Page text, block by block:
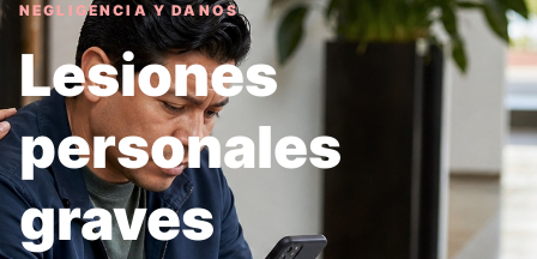
NEGLIGENCIA Y DANOS
Lesiones
personales
graves